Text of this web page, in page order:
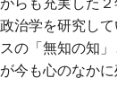
らも充実した
治学を研究して
の「無知の知」
今も心のなかに